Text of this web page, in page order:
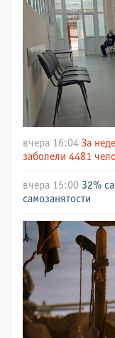
вчера 16:04 За
заболели 4481
вчера 15:00 32%
самозанятости